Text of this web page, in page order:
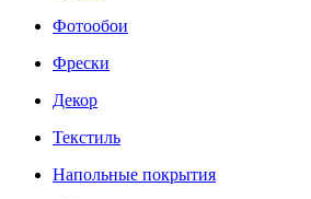
Фотообои
Фрески
Декор
Текстиль
Напольные покрытия